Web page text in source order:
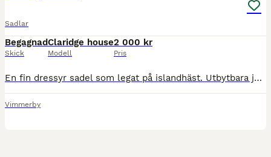
Sadlar
Begagnad
Skick
Claridge house
Modell
2 000 kr
Pris
En fin dressyr sadel som legat på islandhäst. Utbytbara järn, jag har två ett som är i är Vid sen finns ett XW. Finns att köpa extra på Hööks. Helt ny sadelgjord 40cm Stigbyglar, stigläder och en vo
Vimmerby